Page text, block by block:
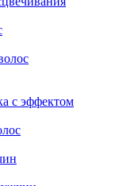
с эффектом